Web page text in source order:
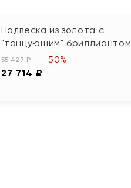
Подвеска из золота с
"танцующим" бриллиантом
55 427 ₽
27 714 ₽
-50%